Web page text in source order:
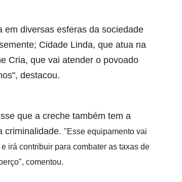
em diversas esferas da sociedade
Cidade Linda, que atua na
Cria, que vai atender o povoado
destacou.
que a creche também tem a
criminalidade. "Esse equipamento vai
irá contribuir para combater as taxas de
comentou.